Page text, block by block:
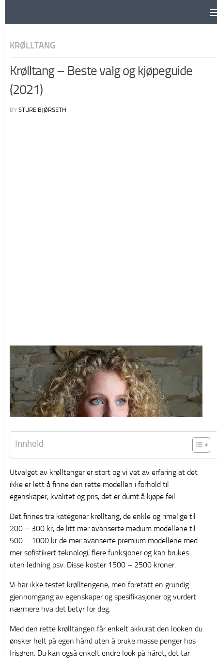
KRØLLTANG
Krølltang – Beste valg og kjøpeguide
(2021)
BY STURE BJØRSETH
Innhold
Utvalget av krølltenger er stort og vi vet av erfaring at det
ikke er lett å finne den rette modellen i forhold til
egenskaper, kvalitet og pris, det er dumt å kjøpe feil.
Det finnes tre kategorier krølltang, de enkle og rimelige til
200 – 300 kr, de litt mer avanserte medium modellene til
500 – 1000 kr de mer avanserte premium modellene med
mer sofistikert teknologi, flere funksjoner og kan brukes
uten ledning osv. Disse koster 1500 – 2500 kroner.
Vi har ikke testet krølltengene, men foretatt en grundig
gjennomgang av egenskaper og spesifikasjoner og vurdert
nærmere hva det betyr for deg.
Med den rette krølltangen får enkelt akkurat den looken du
ønsker helt på egen hånd uten å bruke masse penger hos
frisøren. Du kan også enkelt endre look på håret, det tar